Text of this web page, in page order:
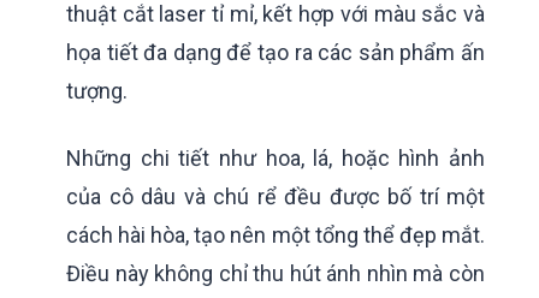
thuật cắt laser tỉ mỉ, kết hợp với màu sắc và
họa tiết đa dạng để tạo ra các sản phẩm ấn
tượng.
Những chi tiết như hoa, lá, hoặc hình ảnh
của cô dâu và chú rể đều được bố trí một
cách hài hòa, tạo nên một tổng thể đẹp mắt.
Điều này không chỉ thu hút ánh nhìn mà còn